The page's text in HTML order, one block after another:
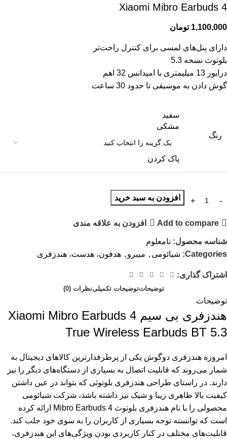
Xiaomi Mibro Earbuds 4
1,100,000 تومان
دارای پنل‌های لمسی برای کنترل راحت‌تر
بلوتوث نسخه 5.3
درایور 13 میلیمتری با امپدانس 32 اهم
گوش دادن به موسیقی تا حدود 30 ساعت
رنگ
سفید
مشکی
پاک کردن
افزودن به سبد خرید
Add to compare افزودن به علاقه مندی
شناسه محصول: نامعلوم
Categories: شیائومی , میبرو , هدفون، هدست، هندزفری
اشتراک گذاری:
توضیحاتتوضیحات تکمیلینظرات (0)
توضیحات
هندزفری بی سیم Xiaomi Mibro Earbuds 4
True Wireless Earbuds BT 5.3
امروزه هندزفری دوگوش یکی از پرطرفدارترین کالاهای دیجیتال به
شمار می‌روند که قابلیت اتصال به بسیاری از دستگاه‌های دیگر را نیز
دارند. در راستای طراحی هندزفری بلوتوثی که بتواند در عین داشتن
کیفیت بالا ظاهری زیبا و شیک نیز داشته باشد، شرکت شیائومی
محصولی را با نام هندزفری بلوتوث Mibro Earbuds 4 ارائه کرده
است که توانسته توجه بسیاری از کاربران را به سوی خود جلب کند.
قابلیت‌های مختلف در کنار کاربردی بودن ویژگی‌های این هندزفری،